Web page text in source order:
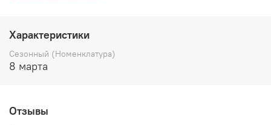
выразительным.
Характеристики
Сезонный (Номенклатура)
8 марта
Отзывы